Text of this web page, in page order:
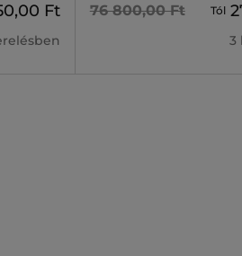
Ft 76 800,00 Ft Tól
3